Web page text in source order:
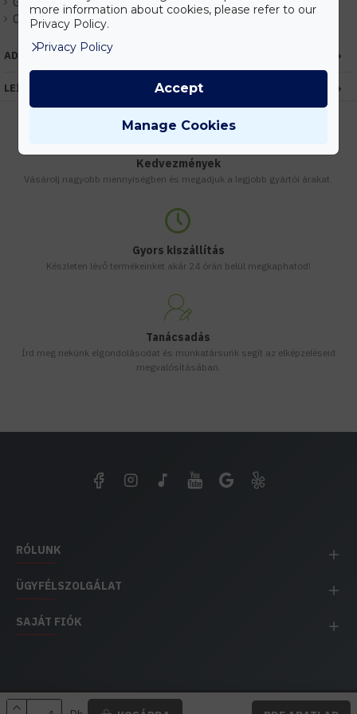
Cikkszám:EHKX24941
ADATOK
LEÍRÁS
Kedvezmények
Vásárolj nagyobb mennyiségben és megadjuk a legjobb gyártói árakat.
Gyors kiszállítás
Készleten lévő termékeinket akár 24 órán belül megkaphatod!
Tanácsadás
Írd meg nekünk elgondolásodat és munkatársunk segít az elképzeléseid
megvalósításában.
RÓLUNK
ÜGYFÉLSZOLGÁLAT
SAJÁT FIÓK
EH IMPEX / Copyright © 1991-2025 Energia Háza
more information about cookies, please refer to our
Privacy Policy.
Privacy Policy
Manage Cookies
Accept